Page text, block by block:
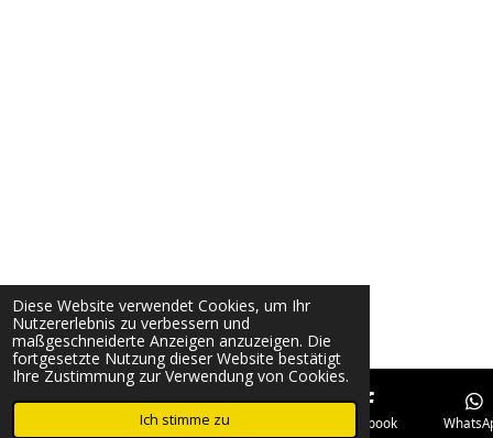
Diese Website verwendet Cookies, um Ihr
Nutzererlebnis zu verbessern und
maßgeschneiderte Anzeigen anzuzeigen. Die
fortgesetzte Nutzung dieser Website bestätigt
Ihre Zustimmung zur Verwendung von Cookies.
Ich stimme zu
Telefon Facebook